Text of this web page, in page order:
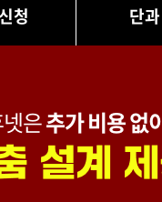
청 단
은추가 비용 없